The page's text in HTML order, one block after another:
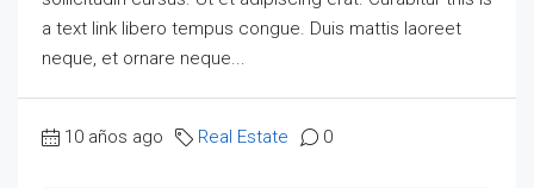
a text link libero tempus congue. Duis mattis laoreet
neque, et ornare neque...
10 años ago Real Estate 0